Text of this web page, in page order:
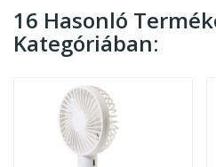
16 Hasonló
Kategóriában: